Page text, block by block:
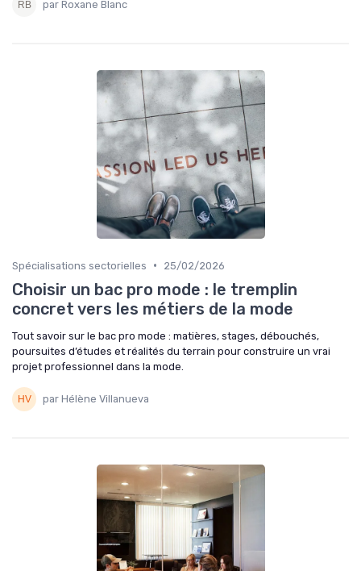
par Roxane Blanc
Spécialisations sectorielles • 25/02/2026
Choisir un bac pro mode : le tremplin
concret vers les métiers de la mode
Tout savoir sur le bac pro mode : matières, stages, débouchés,
poursuites d’études et réalités du terrain pour construire un vrai
projet professionnel dans la mode.
par Hélène Villanueva